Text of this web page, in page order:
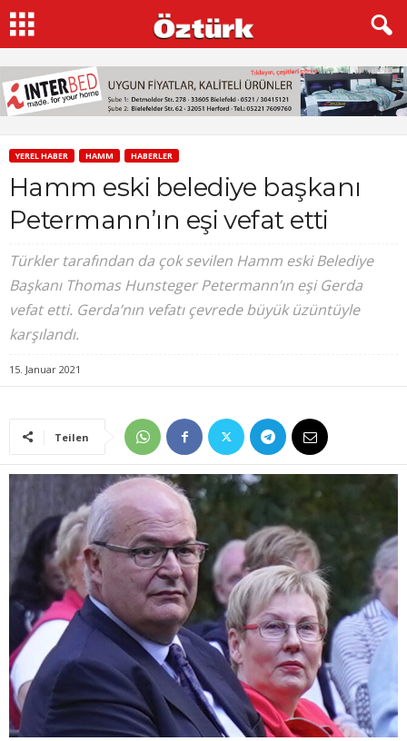
YEREL HABER HAMM HABERLER
Hamm eski belediye başkanı
Petermann’ın eşi vefat etti
Türkler tarafından da çok sevilen Hamm eski Belediye
Başkanı Thomas Hunsteger Petermann’ın eşi Gerda
vefat etti. Gerda’nın vefatı çevrede büyük üzüntüyle
karşılandı.
15. Januar 2021
Teilen